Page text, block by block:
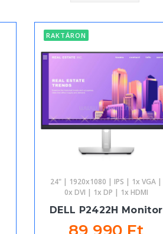
RAKTÁRON
24" | 1920x1080 | IPS | 1x VGA |
0x DVI | 1x DP | 1x HDMI
DELL P2422H Monitor